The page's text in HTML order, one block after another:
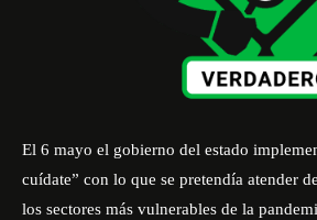
El 6 mayo el gobierno del estado
cuídate” con lo que se pretendía atender
los sectores más vulnerables de la